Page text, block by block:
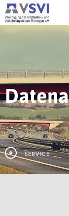
Service